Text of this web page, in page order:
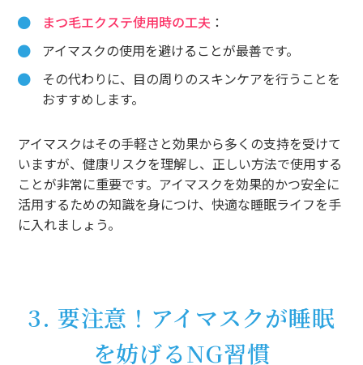
まつ毛エクステ使用時の工夫 ：
アイマスクの使用を避けることが最善です。
その代わりに、目の周りのスキンケアを行うことを
おすすめします。
アイマスクはその手軽さと効果から多くの支持を受けて
いますが、健康リスクを理解し、正しい方法で使用する
ことが非常に重要です。アイマスクを効果的かつ安全に
活用するための知識を身につけ、快適な睡眠ライフを手
に入れましょう。
3. 要注意！アイマスクが睡眠
を妨げるNG習慣